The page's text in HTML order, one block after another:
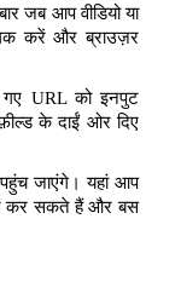
जब आप वीडियो या
करें और ब्राउज़र
URL को इनपुट
के दाईं ओर दिए
जाएंगे। यहां आप
कर सकते हैं और बस